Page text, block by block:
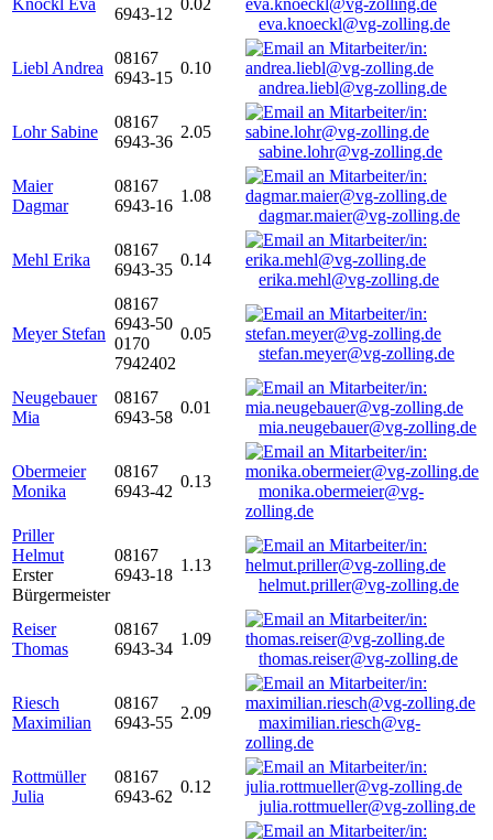
Knöckl Eva
6943-12
0.02
eva.knoeckl@vg-zolling.de
Liebl Andrea
08167
6943-15
0.10
andrea.liebl@vg-zolling.de
Lohr Sabine
08167
6943-36
2.05
sabine.lohr@vg-zolling.de
Maier
Dagmar
08167
6943-16
1.08
dagmar.maier@vg-zolling.de
Mehl Erika
08167
6943-35
0.14
erika.mehl@vg-zolling.de
Meyer Stefan
08167
6943-50
0170
7942402
0.05
stefan.meyer@vg-zolling.de
Neugebauer
Mia
08167
6943-58
0.01
mia.neugebauer@vg-zolling.de
Obermeier
Monika
08167
6943-42
0.13
monika.obermeier@vg-
zolling.de
Priller
Helmut
Erster
Bürgermeister
08167
6943-18
1.13
helmut.priller@vg-zolling.de
Reiser
Thomas
08167
6943-34
1.09
thomas.reiser@vg-zolling.de
Riesch
Maximilian
08167
6943-55
2.09
maximilian.riesch@vg-
zolling.de
Rottmüller
Julia
08167
6943-62
0.12
julia.rottmueller@vg-zolling.de